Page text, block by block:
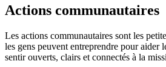
Actions communautaires
Les actions communautaires sont les
les gens peuvent entreprendre pour aider
sentir ouverts, clairs et connectés à la